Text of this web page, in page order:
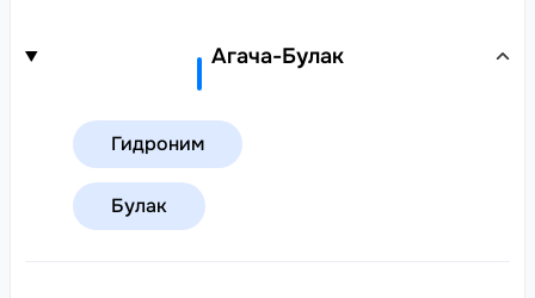
Агача-Булак
Гидроним
Булак